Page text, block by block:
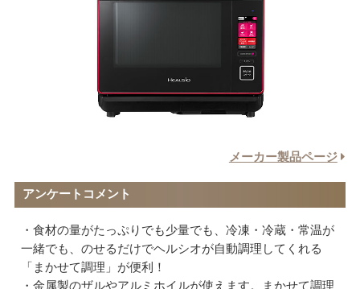
メーカー製品ページ
アンケートコメント
食材の量がたっぷりでも少量でも、冷凍・冷蔵・常温が
一緒でも、のせるだけでヘルシオが自動調理してくれる
「まかせて調理」が便利！
金属製のザルやアルミホイルが使えます。まかせて調理